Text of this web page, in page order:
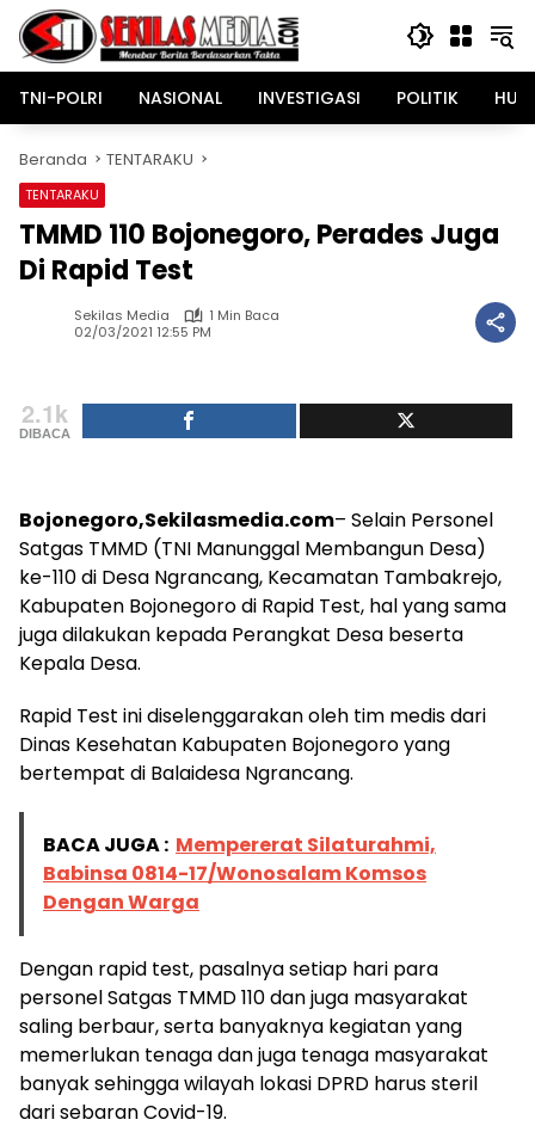
Langsung
konten
TNI-POLRI
NASIONAL INVESTIGASI POLITIK
Beranda TENTARAKU
TENTARAKU
TMMD 110 Bojonegoro, Perades Juga
Di Rapid Test
Sekilas Media
1 Min Baca
02/03/2021 12:55 PM
2.1k
DIBACA
Bojonegoro,Sekilasmedia.com– Selain Personel
Satgas TMMD (TNI Manunggal Membangun Desa)
ke-110 di Desa Ngrancang, Kecamatan Tambakrejo,
Kabupaten Bojonegoro di Rapid Test, hal yang sama
juga dilakukan kepada Perangkat Desa beserta
Kepala Desa.
Rapid Test ini diselenggarakan oleh tim medis dari
Dinas Kesehatan Kabupaten Bojonegoro yang
bertempat di Balaidesa Ngrancang.
BACA JUGA : Mempererat Silaturahmi,
Babinsa 0814-17/Wonosalam Komsos
Dengan Warga
Dengan rapid test, pasalnya setiap hari para
personel Satgas TMMD 110 dan juga masyarakat
saling berbaur, serta banyaknya kegiatan yang
memerlukan tenaga dan juga tenaga masyarakat
banyak sehingga wilayah lokasi DPRD harus steril
dari sebaran Covid-19.